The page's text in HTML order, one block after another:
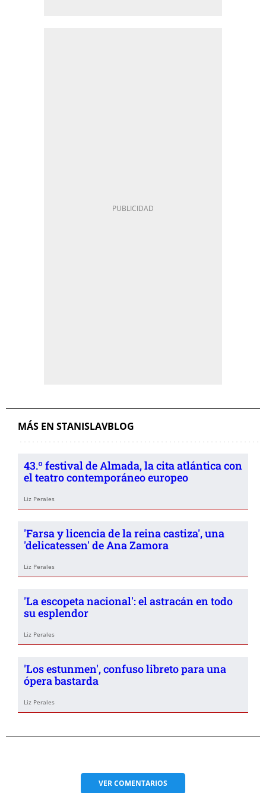
MÁS EN STANISLAVBLOG
43.º festival de Almada, la cita atlántica con
el teatro contemporáneo europeo
Liz Perales
'Farsa y licencia de la reina castiza', una
'delicatessen' de Ana Zamora
Liz Perales
'La escopeta nacional': el astracán en todo
su esplendor
Liz Perales
'Los estunmen', confuso libreto para una
ópera bastarda
Liz Perales
VERCOMENTARIOS